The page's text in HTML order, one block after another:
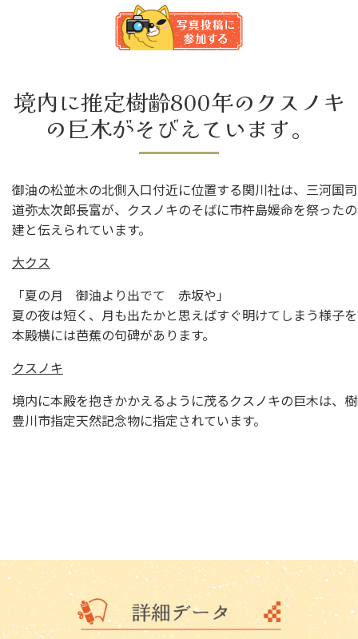
境内に推定樹齢800年のクスノキ
の巨木がそびえています。
御油の松並木の北側入口付近に位置する関川社は、三河国
道弥太次郎長富が、クスノキのそばに市杵島媛命を祭った
建と伝えられています。
大クス
「夏の月 御油より出でて 赤坂や」
夏の夜は短く、月も出たかと思えばすぐ明けてしまう様子
本殿横には芭蕉の句碑があります。
クスノキ
境内に本殿を抱きかかえるように茂るクスノキの巨木は、
豊川市指定天然記念物に指定されています。